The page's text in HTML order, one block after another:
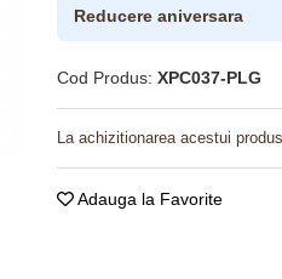
Reducere aniversara
Cod Produs: XPC037-PLG
La achizitionarea acestui
Adauga la Favorite